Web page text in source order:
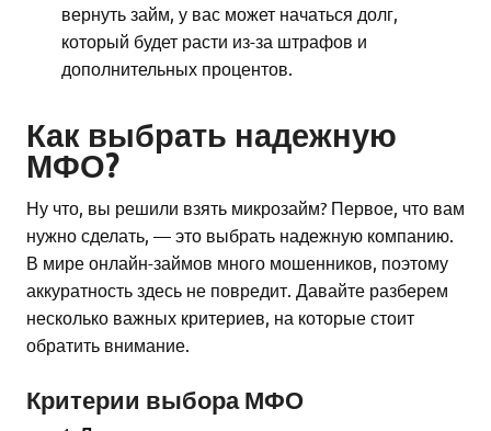
вернуть займ, у вас может начаться долг,
который будет расти из-за штрафов и
дополнительных процентов.
Как выбрать надежную
МФО?
Ну что, вы решили взять микрозайм? Первое, что вам
нужно сделать, — это выбрать надежную компанию.
В мире онлайн-займов много мошенников, поэтому
аккуратность здесь не повредит. Давайте разберем
несколько важных критериев, на которые стоит
обратить внимание.
Критерии выбора МФО